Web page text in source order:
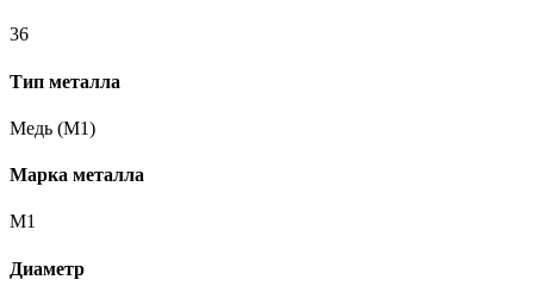
36
Тип металла
Медь (М1)
Марка металла
М1
Диаметр